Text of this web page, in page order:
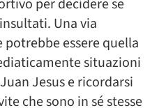
per decidere se
Una via
essere quella
situazioni
Jesus e ricordarsi
che sono in sé stesse